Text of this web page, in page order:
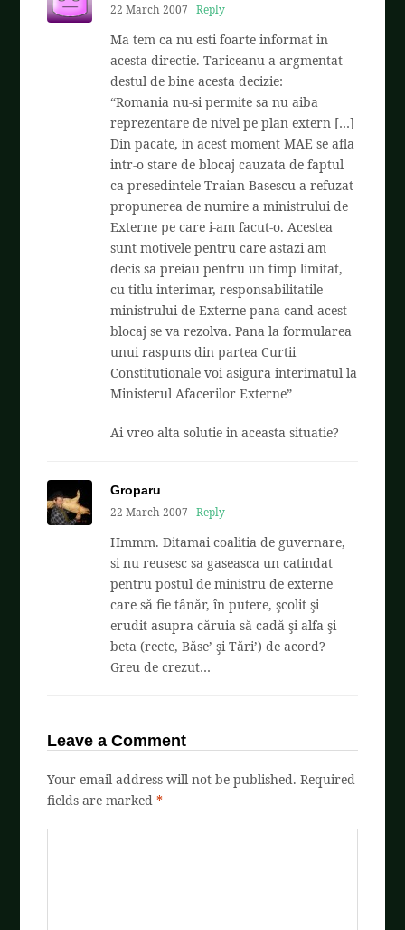
22 March 2007 Reply
Ma tem ca nu esti foarte informat in
acesta directie. Tariceanu a argmentat
destul de bine acesta decizie:
“Romania nu-si permite sa nu aiba
reprezentare de nivel pe plan extern […]
Din pacate, in acest moment MAE se afla
intr-o stare de blocaj cauzata de faptul
ca presedintele Traian Basescu a refuzat
propunerea de numire a ministrului de
Externe pe care i-am facut-o. Acestea
sunt motivele pentru care astazi am
decis sa preiau pentru un timp limitat,
cu titlu interimar, responsabilitatile
ministrului de Externe pana cand acest
blocaj se va rezolva. Pana la formularea
unui raspuns din partea Curtii
Constitutionale voi asigura interimatul la
Ministerul Afacerilor Externe”
Ai vreo alta solutie in aceasta situatie?
Groparu
22 March 2007
Reply
Hmmm. Ditamai coalitia de guvernare,
si nu reusesc sa gaseasca un catindat
pentru postul de ministru de externe
care să fie tânăr, în putere, şcolit şi
erudit asupra căruia să cadă şi alfa şi
beta (recte, Băse’ şi Tări’) de acord?
Greu de crezut…
Leave a Comment
Your email address will not be published. Required
fields are marked*